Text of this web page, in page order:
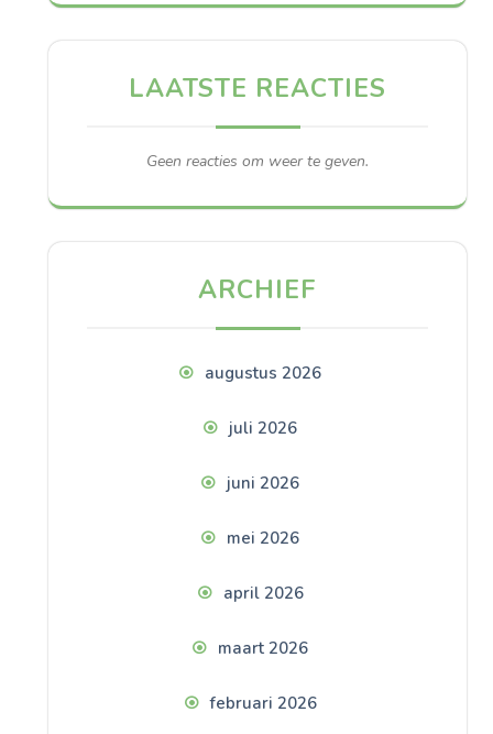
LAATSTE REACTIES
Geen reacties om weer te geven.
ARCHIEF
augustus 2026
juli 2026
juni 2026
mei 2026
april 2026
maart 2026
februari 2026